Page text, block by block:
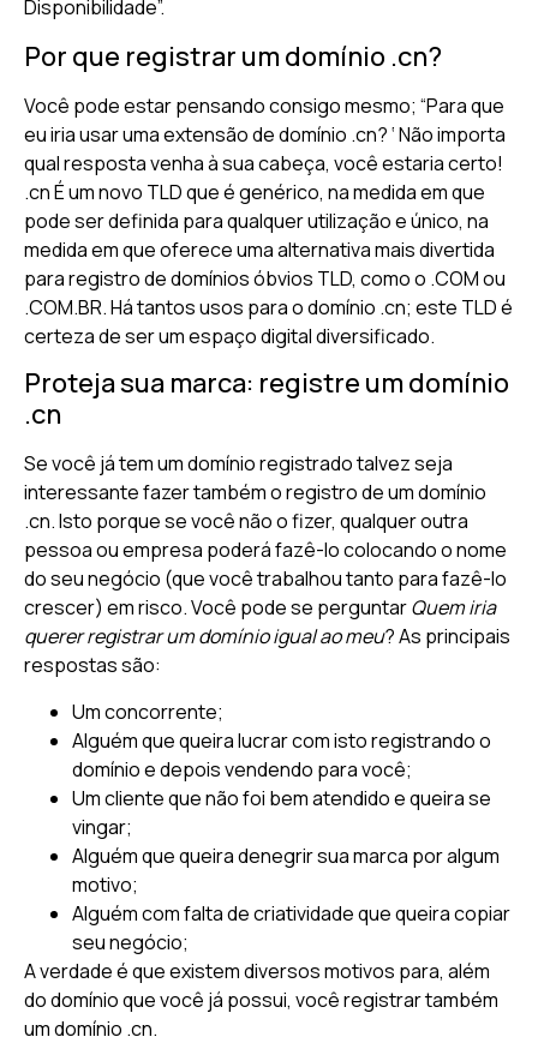
Disponibilidade”.
Por que registrar um domínio .cn?
Você pode estar pensando consigo mesmo; “Para que
eu iria usar uma extensão de domínio .cn? ‘ Não importa
qual resposta venha à sua cabeça, você estaria certo!
.cn É um novo TLD que é genérico, na medida em que
pode ser definida para qualquer utilização e único, na
medida em que oferece uma alternativa mais divertida
para registro de domínios óbvios TLD, como o .COM ou
.COM.BR. Há tantos usos para o domínio .cn; este TLD é
certeza de ser um espaço digital diversificado.
Proteja sua marca: registre um domínio
.cn
Se você já tem um domínio registrado talvez seja
interessante fazer também o registro de um domínio
.cn. Isto porque se você não o fizer, qualquer outra
pessoa ou empresa poderá fazê-lo colocando o nome
do seu negócio (que você trabalhou tanto para fazê-lo
crescer) em risco. Você pode se perguntarQuem iria
querer registrar um domínio igual ao meu? As principais
respostas são:
Um concorrente;
Alguém que queira lucrar com isto registrando o
domínio e depois vendendo para você;
Um cliente que não foi bem atendido e queira se
vingar;
Alguém que queira denegrir sua marca por algum
motivo;
Alguém com falta de criatividade que queira copiar
seu negócio;
A verdade é que existem diversos motivos para, além
do domínio que você já possui, você registrar também
um domínio .cn.